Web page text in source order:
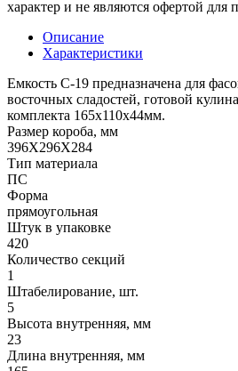
характер и не являются офертой для
Описание
Характеристики
Емкость С-19 предназначена для
восточных сладостей, готовой
комплекта 165х110х44мм.
Размер короба, мм
396Х296Х284
Тип материала
ПС
Форма
прямоугольная
Штук в упаковке
420
Количество секций
1
Штабелирование, шт.
5
Высота внутренняя, мм
23
Длина внутренняя, мм